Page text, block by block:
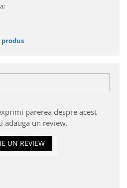
parerea despre acest
adauga un review.
UN REVIEW